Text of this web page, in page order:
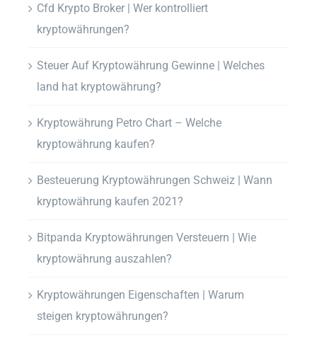
Cfd Krypto Broker | Wer kontrolliert
kryptowährungen?
Steuer Auf Kryptowährung Gewinne | Welches
land hat kryptowährung?
Kryptowährung Petro Chart – Welche
kryptowährung kaufen?
Besteuerung Kryptowährungen Schweiz | Wann
kryptowährung kaufen 2021?
Bitpanda Kryptowährungen Versteuern | Wie
kryptowährung auszahlen?
Kryptowährungen Eigenschaften | Warum
steigen kryptowährungen?